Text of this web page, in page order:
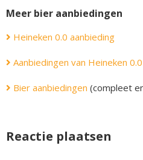
Meer bier aanbiedingen
Heineken 0.0 aanbieding
Aanbiedingen van Heineken
Bier aanbiedingen (compleet
Reactie plaatsen